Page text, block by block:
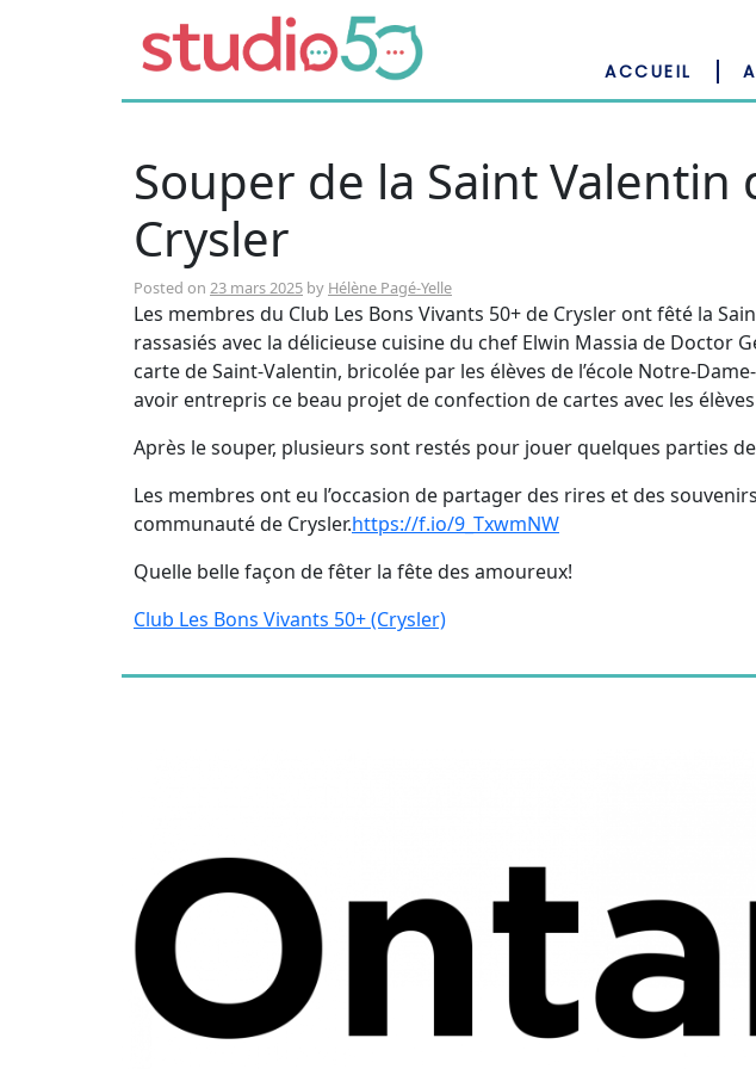
ACCUEIL
Souper de la Saint Valentin
Crysler
Posted on 23 mars 2025 by Hélène Pagé-Yelle
Les membres du Club Les Bons Vivants 50+ de Crysler ont fêté la
rassasiés avec la délicieuse cuisine du chef Elwin Massia de
carte de Saint-Valentin, bricolée par les élèves de l’école Notre-
avoir entrepris ce beau projet de confection de cartes avec les
Après le souper, plusieurs sont restés pour jouer quelques parties
Les membres ont eu l’occasion de partager des rires et des
communauté de Crysler.https://f.io/9_TxwmNW
Quelle belle façon de fêter la fête des amoureux!
Club Les Bons Vivants 50+ (Crysler)